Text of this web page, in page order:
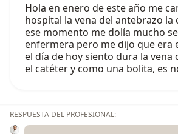
Hola en enero de este año me
hospital la vena del antebrazo la
ese momento me dolía mucho
enfermera pero me dijo que era
el día de hoy siento dura la vena
el catéter y como una bolita, es
RESPUESTA DEL PROFESIONAL: